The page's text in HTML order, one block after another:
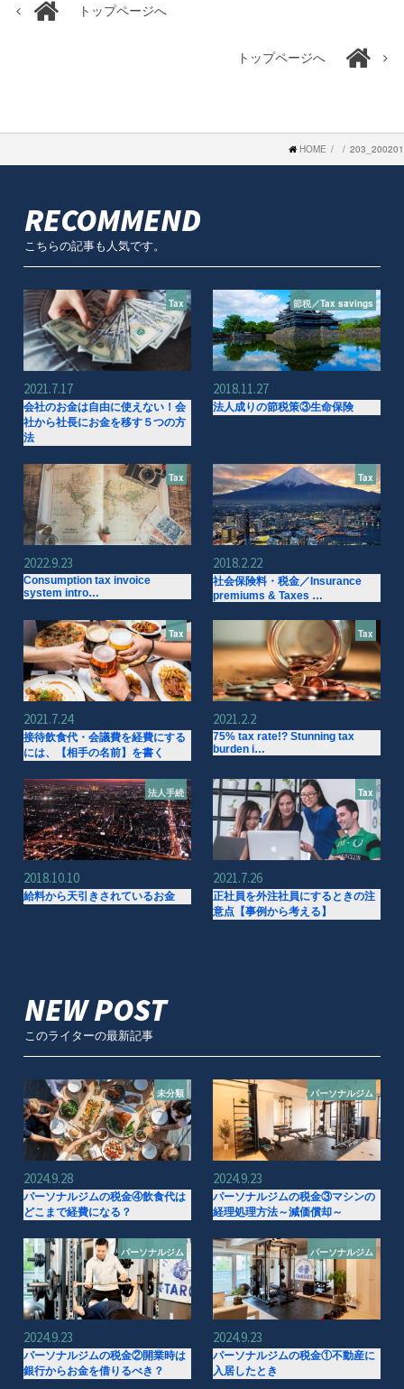
トップページへ
トップページへ
HOME 203_200201
RECOMMEND
こちらの記事も人気です。
Tax
2021.7.17
会社のお金は自由に使えない！会
社から社長にお金を移す５つの方
法
節税／Tax savings
2018.11.27
法人成りの節税策③生命保険
Tax
2022.9.23
Consumption tax invoice
system intro…
Tax
2018.2.22
社会保険料・税金／Insurance
premiums & Taxes …
Tax
2021.7.24
接待飲食代・会議費を経費にする
には、【相手の名前】を書く
Tax
2021.2.2
75% tax rate!? Stunning tax
burden i…
法人手続
2018.10.10
給料から天引きされているお金
Tax
2021.7.26
正社員を外注社員にするときの注
意点【事例から考える】
NEW POST
このライターの最新記事
未分類
2024.9.28
パーソナルジムの税金④飲食代は
どこまで経費になる？
パーソナルジム
2024.9.23
パーソナルジムの税金③マシンの
経理処理方法～減価償却～
パーソナルジム
2024.9.23
パーソナルジムの税金②開業時は
銀行からお金を借りるべき？
パーソナルジム
2024.9.23
パーソナルジムの税金①不動産に
入居したとき